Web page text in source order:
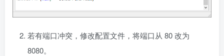
若有端口冲突，修改配置文件，将端口从 80 改为
8080。